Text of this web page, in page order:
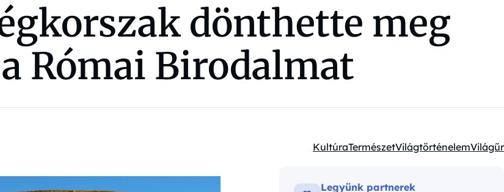
dönthette meg
Római Birodalmat
Kategóriák:
KultúraTermészetVilágtörténelemVilágűr
Legyünk partnerek